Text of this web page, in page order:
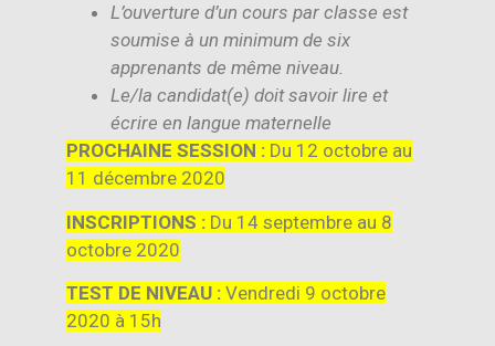
L’ouverture d’un cours par classe est
soumise à un minimum de six
apprenants de même niveau.
Le/la candidat(e) doit savoir lire et
écrire en langue maternelle
PROCHAINE SESSION : Du 12 octobre au
11 décembre 2020
INSCRIPTIONS : Du 14 septembre au 8
octobre 2020
TEST DE NIVEAU : Vendredi 9 octobre
2020 à 15h